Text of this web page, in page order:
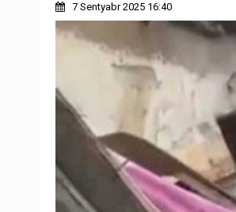
7 Sentyabr 2025 16:40